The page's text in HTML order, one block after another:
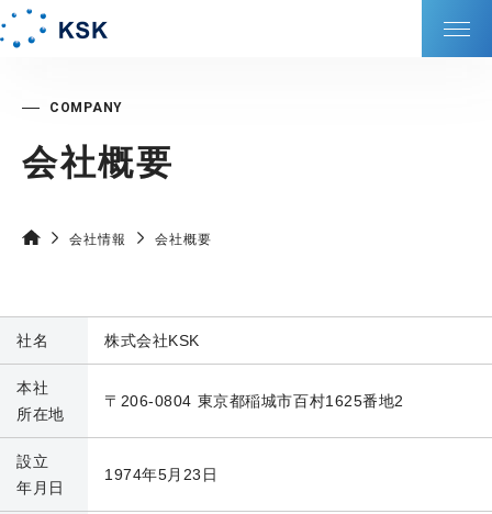
KSKの強み
会社情報
サービス
DXの取り組み
IR情報
採⽤情報
会社概要
会社情報 会社概要
社名 株式会社KSK
本社
所在地
〒206-0804 東京都稲城市百村1625番地2
設立
年月日
1974年5月23日